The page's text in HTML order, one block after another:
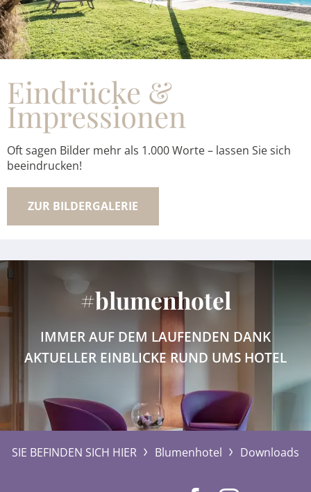
Eindrücke &
Impressionen
Oft sagen Bilder mehr als 1.000 Worte – lassen Sie sich
beeindrucken!
ZUR BILDERGALERIE
#blumenhotel
IMMER AUF DEM LAUFENDEN DANK
AKTUELLER EINBLICKE RUND UMS HOTEL
SIE BEFINDEN SICH HIER Blumenhotel Downloads